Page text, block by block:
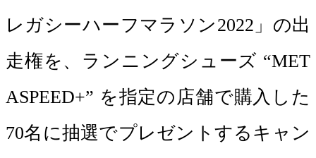
レガシーハーフマラソン2022」の出
走権を、ランニングシューズ “MET
ASPEED+” を指定の店舗で購入した
70名に抽選でプレゼントするキャン